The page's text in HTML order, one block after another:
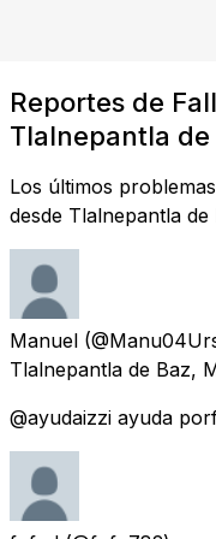
Reportes de
Tlalnepantla
Los últimos
desde Tlalnepantla
Manuel
Tlalnepantla de Baz,
@ayudaizzi ayuda